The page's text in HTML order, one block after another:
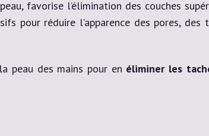
favorise l’élimination des couches
pour réduire l’apparence des pores, des
peau des mains pour en éliminer les